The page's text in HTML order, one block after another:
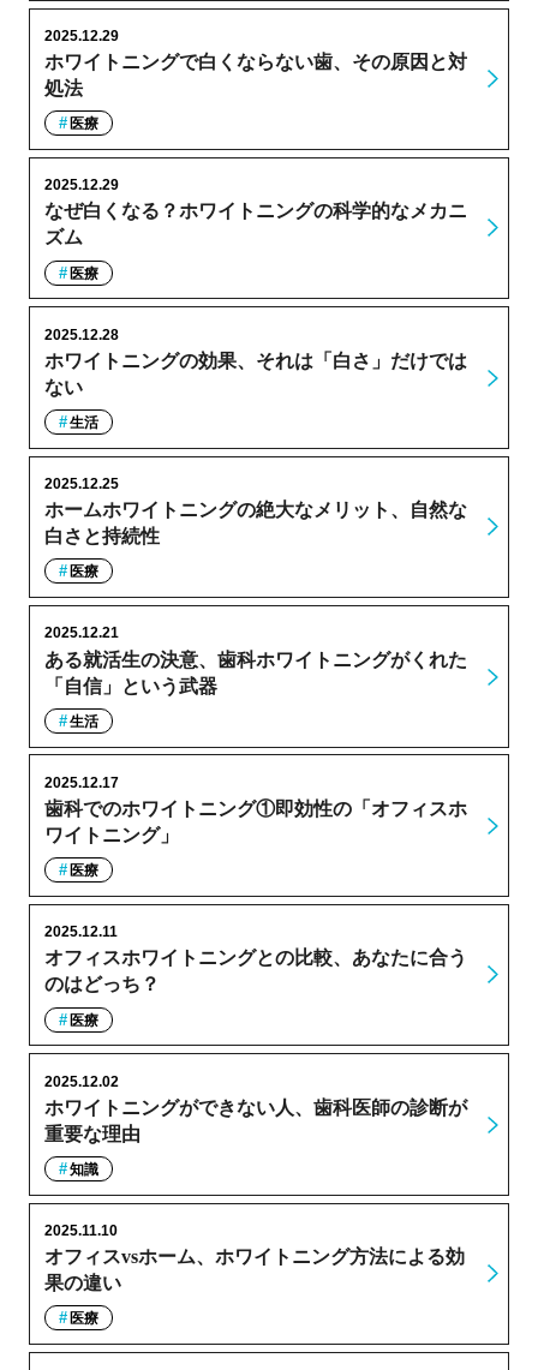
ホワイトニングで白くならない歯、その原因と対
処法
2025.12.29
医療
なぜ白くなる？ホワイトニングの科学的なメカニ
ズム
2025.12.29
医療
ホワイトニングの効果、それは「白さ」だけでは
ない
2025.12.28
生活
ホームホワイトニングの絶大なメリット、自然な
白さと持続性
2025.12.25
医療
ある就活生の決意、歯科ホワイトニングがくれた
「自信」という武器
2025.12.21
生活
歯科でのホワイトニング①即効性の「オフィスホ
ワイトニング」
2025.12.17
医療
オフィスホワイトニングとの比較、あなたに合う
のはどっち？
2025.12.11
医療
ホワイトニングができない人、歯科医師の診断が
重要な理由
2025.12.02
知識
オフィスvsホーム、ホワイトニング方法による効
果の違い
2025.11.10
医療